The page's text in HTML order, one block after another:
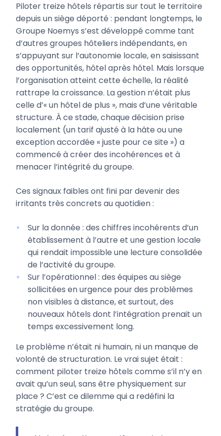
Piloter treize hôtels répartis sur tout le territoire
depuis un siège déporté : pendant longtemps, le
Groupe Noemys s’est développé comme tant
d’autres groupes hôteliers indépendants, en
s’appuyant sur l’autonomie locale, en saisissant
des opportunités, hôtel après hôtel. Mais lorsque
l’organisation atteint cette échelle, la réalité
rattrape la croissance. La gestion n’était plus
celle d’« un hôtel de plus », mais d’une véritable
structure. À ce stade, chaque décision prise
localement (un tarif ajusté à la hâte ou une
exception accordée « juste pour ce site ») a
commencé à créer des incohérences et à
menacer l’intégrité du groupe.
Ces signaux faibles ont fini par devenir des
irritants très concrets au quotidien :
Sur la donnée : des chiffres incohérents d’un
établissement à l’autre et une gestion locale
qui rendait impossible une lecture consolidée
de l’activité du groupe.
Sur l’opérationnel : des équipes au siège
sollicitées en urgence pour des problèmes
non visibles à distance, et surtout, des
nouveaux hôtels dont l’intégration prenait un
temps excessivement long.
Le problème n’était ni humain, ni un manque de
volonté de structuration. Le vrai sujet était :
comment piloter treize hôtels comme s’il n’y en
avait qu’un seul, sans être physiquement sur
place ? C’est ce dilemme qui a redéfini la
stratégie du groupe.